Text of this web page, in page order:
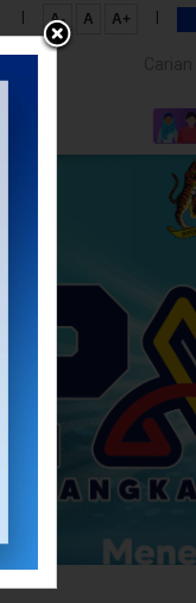
| A- A A+ |